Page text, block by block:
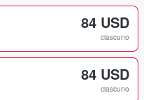
84 USD
ciascuno
84 USD
ciascuno